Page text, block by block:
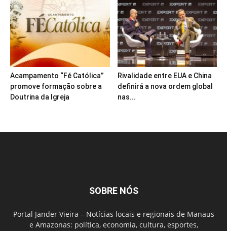
Acampamento “Fé Católica”
promove formação sobre a
Doutrina da Igreja
Rivalidade entre EUA e China
definirá a nova ordem global
nas...
SOBRE NÓS
Portal Jander Vieira – Notícias locais e regionais de Manaus
e Amazonas: política, economia, cultura, esportes,